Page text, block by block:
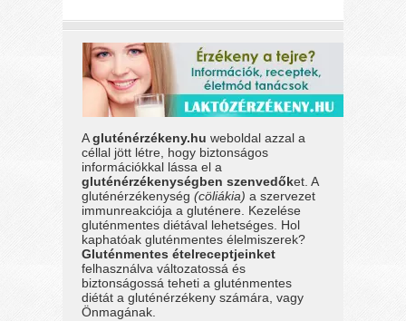
Agluténérzékeny.hu weboldal azzal a
céllal jött létre, hogy biztonságos
információkkal lássa el a
gluténérzékenységben szenvedőket. A
gluténérzékenység(cöliákia) a szervezet
immunreakciója a gluténere. Kezelése
gluténmentes diétával lehetséges. Hol
kaphatóak gluténmentes élelmiszerek?
Gluténmentes ételreceptjeinket
felhasználva változatossá és
biztonságossá teheti a gluténmentes
diétát a gluténérzékeny számára, vagy
Önmagának.